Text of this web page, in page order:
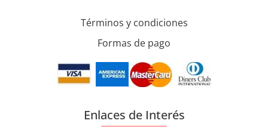
Términos y condiciones
Formas de pago
Enlaces de Interés